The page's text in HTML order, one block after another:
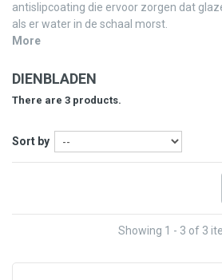
antislipcoating die ervoor zorgen dat
als er water in de schaal morst.
More
DIENBLADEN
There are 3 products.
Sort by
Showing 1 - 3 of 3